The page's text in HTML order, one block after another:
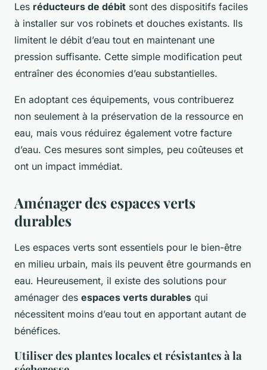
Les réducteurs de débit sont des dispositifs faciles
à installer sur vos robinets et douches existants. Ils
limitent le débit d’eau tout en maintenant une
pression suffisante. Cette simple modification peut
entraîner des économies d’eau substantielles.
En adoptant ces équipements, vous contribuerez
non seulement à la préservation de la ressource en
eau, mais vous réduirez également votre facture
d’eau. Ces mesures sont simples, peu coûteuses et
ont un impact immédiat.
Aménager des espaces verts
durables
Les espaces verts sont essentiels pour le bien-être
en milieu urbain, mais ils peuvent être gourmands en
eau. Heureusement, il existe des solutions pour
aménager des espaces verts durables qui
nécessitent moins d’eau tout en apportant autant de
bénéfices.
Utiliser des plantes locales et résistantes à la